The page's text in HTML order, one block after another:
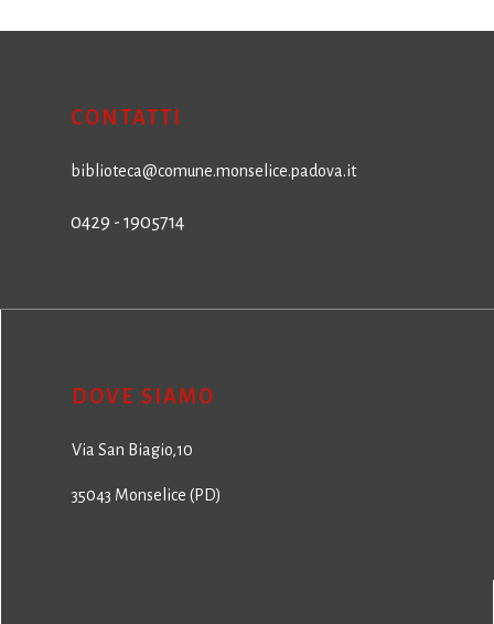
CONTATTI
biblioteca@comune.monselice.padova.it
0429 - 1905714
DOVE SIAMO
Via San Biagio,10
35043 Monselice (PD)